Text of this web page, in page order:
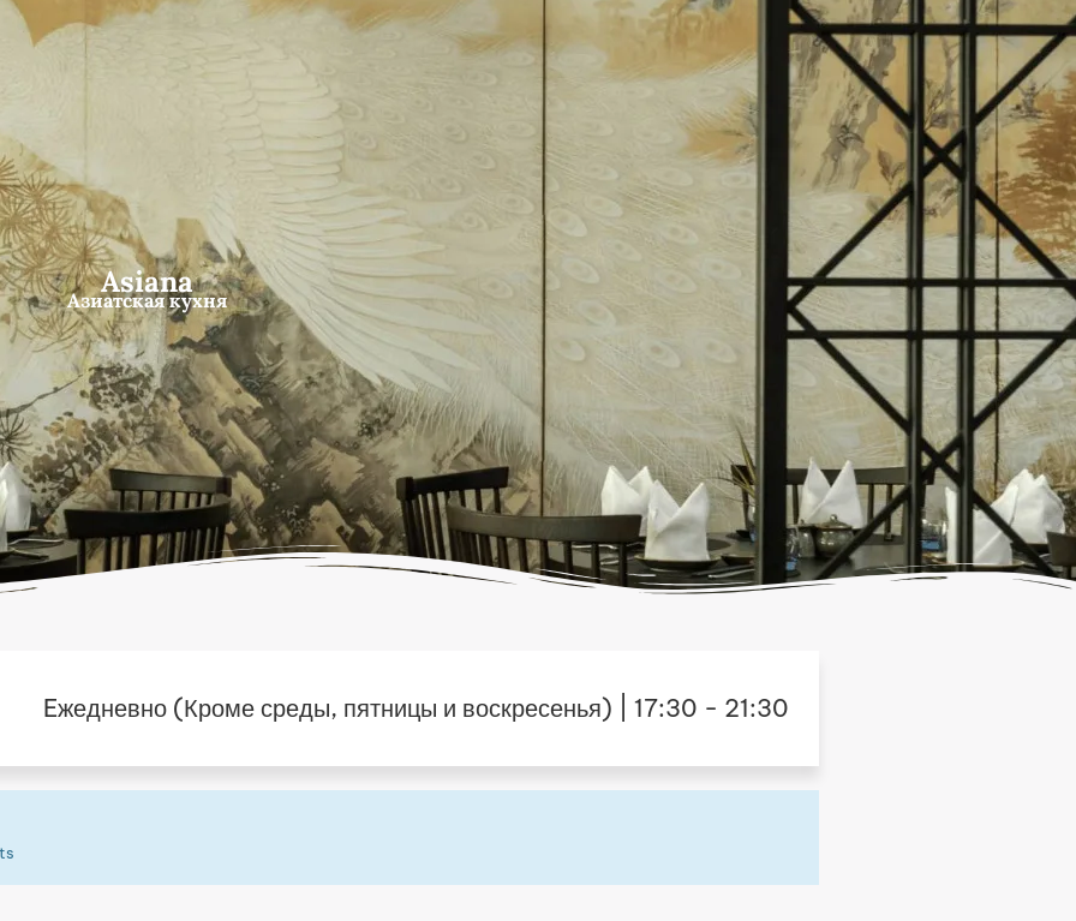
Asiana
Азиатская кухня
Eжедневно (Кроме среды, пятницы и воскресенья) | 17:30 - 21:30